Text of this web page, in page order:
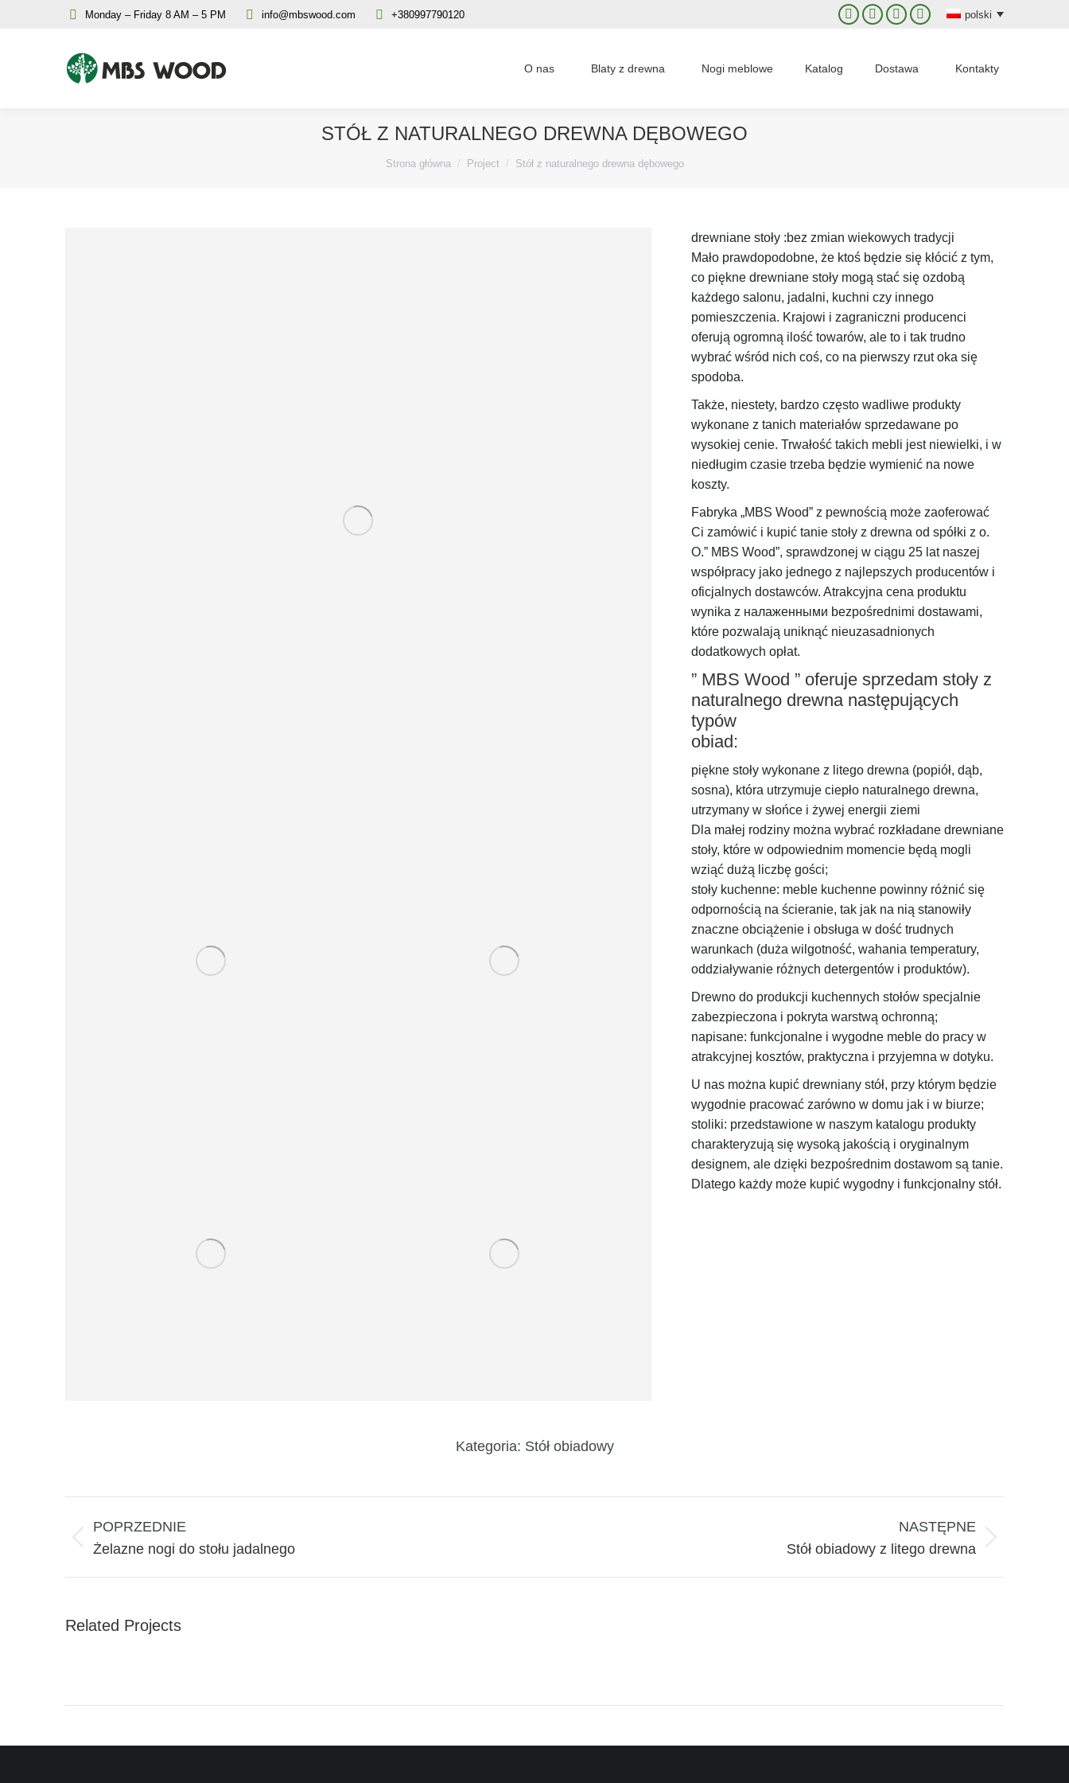
Monday – Friday 8 AM – 5 PM info@mbswood.com +380997790120
Facebook
opens
X
opens
Instagram
opens
YouTube
polski
O nas Blaty z drewna Nogi meblowe Katalog Dostawa Kontakty
STÓŁ Z NATURALNEGO DREWNA DĘBOWEGO
Strona główna Project Stół z naturalnego drewna dębowego
drewniane stoły :bez zmian wiekowych tradycji
Mało prawdopodobne, że ktoś będzie się kłócić z tym,
co piękne drewniane stoły mogą stać się ozdobą
każdego salonu, jadalni, kuchni czy innego
pomieszczenia. Krajowi i zagraniczni producenci
oferują ogromną ilość towarów, ale to i tak trudno
wybrać wśród nich coś, co na pierwszy rzut oka się
spodoba.
Także, niestety, bardzo często wadliwe produkty
wykonane z tanich materiałów sprzedawane po
wysokiej cenie. Trwałość takich mebli jest niewielki, i w
niedługim czasie trzeba będzie wymienić na nowe
koszty.
Fabryka „MBS Wood” z pewnością może zaoferować
Ci zamówić i kupić tanie stoły z drewna od spółki z o.
O.” MBS Wood”, sprawdzonej w ciągu 25 lat naszej
współpracy jako jednego z najlepszych producentów i
oficjalnych dostawców. Atrakcyjna cena produktu
wynika z налаженными bezpośrednimi dostawami,
które pozwalają uniknąć nieuzasadnionych
dodatkowych opłat.
” MBS Wood ” oferuje sprzedam stoły z
naturalnego drewna następujących
typów
obiad:
piękne stoły wykonane z litego drewna (popiół, dąb,
sosna), która utrzymuje ciepło naturalnego drewna,
utrzymany w słońce i żywej energii ziemi
Dla małej rodziny można wybrać rozkładane drewniane
stoły, które w odpowiednim momencie będą mogli
wziąć dużą liczbę gości;
stoły kuchenne: meble kuchenne powinny różnić się
odpornością na ścieranie, tak jak na nią stanowiły
znaczne obciążenie i obsługa w dość trudnych
warunkach (duża wilgotność, wahania temperatury,
oddziaływanie różnych detergentów i produktów).
Drewno do produkcji kuchennych stołów specjalnie
zabezpieczona i pokryta warstwą ochronną;
napisane: funkcjonalne i wygodne meble do pracy w
atrakcyjnej kosztów, praktyczna i przyjemna w dotyku.
U nas można kupić drewniany stół, przy którym będzie
wygodnie pracować zarówno w domu jak i w biurze;
stoliki: przedstawione w naszym katalogu produkty
charakteryzują się wysoką jakością i oryginalnym
designem, ale dzięki bezpośrednim dostawom są tanie.
Dlatego każdy może kupić wygodny i funkcjonalny stół.
Kategoria: Stół obiadowy
navigation
POPRZEDNIE
Previous
Żelazne nogi do stołu jadalnego
NASTĘPNE
Stół obiadowy z litego drewna
Related Projects